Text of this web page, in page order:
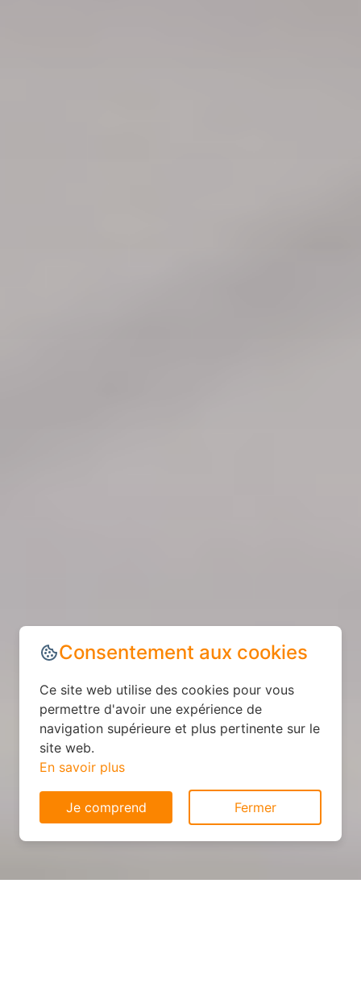
Consentement aux cookies
Ce site web utilise des cookies pour vous
permettre d'avoir une expérience de
navigation supérieure et plus pertinente sur le
site web.
En savoir plus
Je comprend Fermer